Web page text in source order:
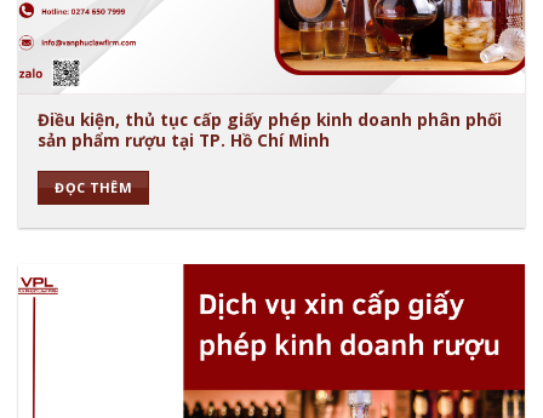
Điều kiện, thủ tục cấp giấy phép kinh doanh phân phối
sản phẩm rượu tại TP. Hồ Chí Minh
ĐỌC THÊM